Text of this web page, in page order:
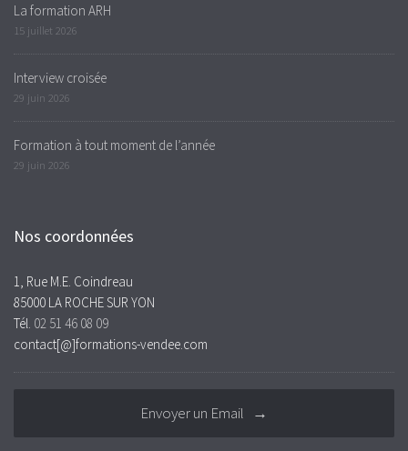
La formation ARH
15 juillet 2026
Interview croisée
29 juin 2026
Formation à tout moment de l’année
29 juin 2026
Nos coordonnées
1, Rue M.E. Coindreau
85000 LA ROCHE SUR YON
Tél. 02 51 46 08 09
contact[@]formations-vendee.com
Envoyer un Email →